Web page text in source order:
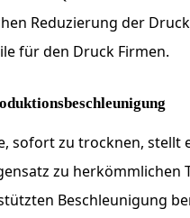
Reduzierung der
für den Druck Firmen.
sofort zu trocknen,
zu herkömmlichen
Beschleunigung